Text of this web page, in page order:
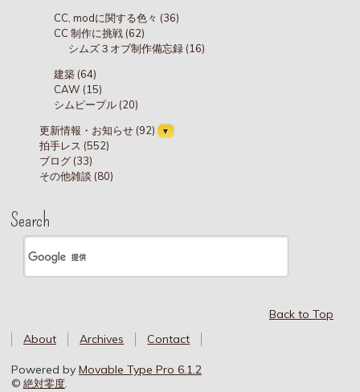
CC, modに関する色々 (36)
CC 制作に挑戦 (62)
シムズ３オブ制作備忘録 (16)
建築 (64)
CAW (15)
シムピープル (20)
更新情報・お知らせ (92)
拍手レス (552)
ブログ (33)
その他雑談 (80)
Search
Back to Top
About
Archives Contact
Powered byMovable Type Pro 6.1.2
©絶対零度